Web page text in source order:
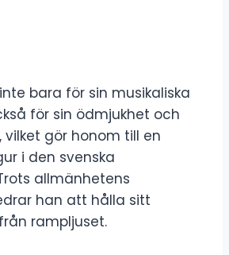
bara för sin musikaliska
för sin ödmjukhet och
gör honom till en
i den svenska
allmänhetens
han att hålla sitt
rampljuset.